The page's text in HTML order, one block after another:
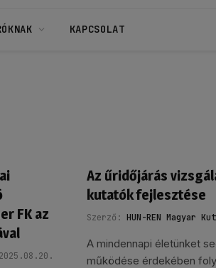
KAPCSOLAT
FK az
2025.08.20.
Az űridőjárás
kutatók fejlesztése
Szerző: HUN-REN Magyar
A mindennapi életünket
működése érdekében